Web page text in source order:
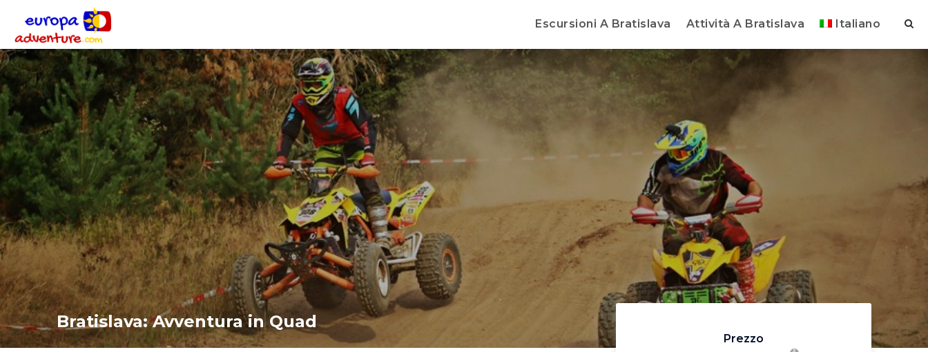
Escursioni A Bratislava Attività A Bratislava Italiano
Bratislava: Avventura in Quad
Prezzo